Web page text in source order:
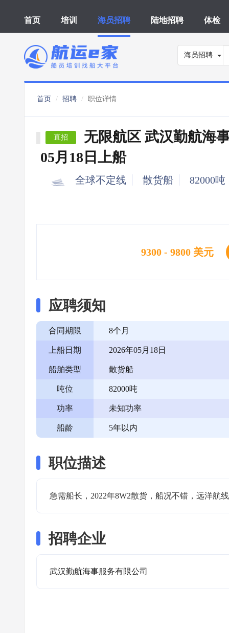
首页 培训 海员招聘 陆地招聘 体检
海员招聘
首页 招聘 职位详情
直招
无限航区 武汉勤航海
05月18日上船
全球不定线 散货船 82000吨
9300 - 9800 美元
应聘须知
合同期限 8个月
上船日期 2026年05月18日
船舶类型 散货船
吨位 82000吨
功率 未知功率
船龄 5年以内
职位描述
急需船长，2022年8W2散货，船况不错，远洋航
招聘企业
武汉勤航海事服务有限公司